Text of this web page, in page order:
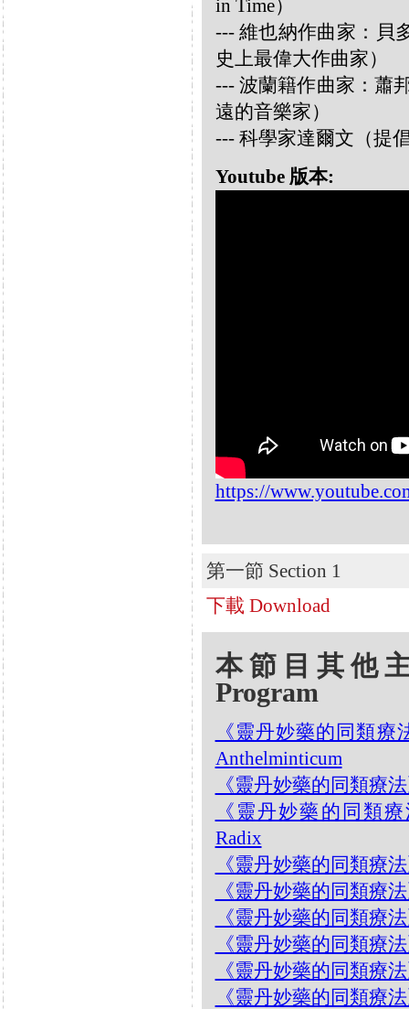
in Time）
--- 維也納作曲家：貝
史上最偉大作曲家）
--- 波蘭籍作曲家：蕭
遠的音樂家）
--- 科學家達爾文（提
Youtube 版本:
https://
第一節 Section 1
下載 Download
本節目其他
Program
《靈丹妙藥的同類療
Anthelminticum
《靈丹妙藥的同類療
《靈丹妙藥的同類
Radix
《靈丹妙藥的同類療
《靈丹妙藥的同類療
《靈丹妙藥的同類療
《靈丹妙藥的同類療
《靈丹妙藥的同類療
《靈丹妙藥的同類療